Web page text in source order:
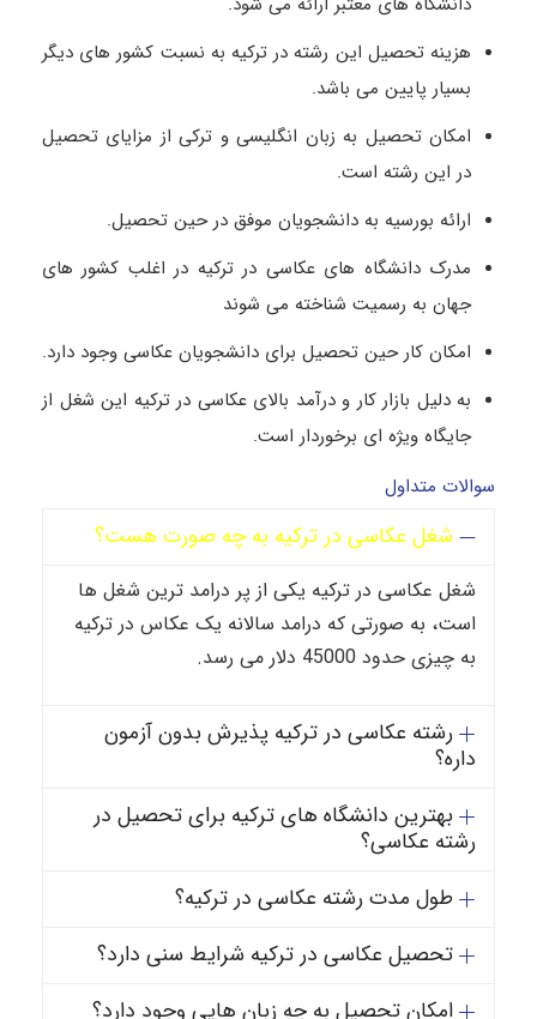
هزینه تحصیل این رشته در ترکیه به نسبت کشور های دیگر
بسیار پایین می باشد.
امکان تحصیل به زبان انگلیسی و ترکی از مزایای تحصیل
در این رشته است.
ارائه بورسیه به دانشجویان موفق در حین تحصیل.
مدرک دانشگاه های عکاسی در ترکیه در اغلب کشور های
جهان به رسمیت شناخته می شوند
امکان کار حین تحصیل برای دانشجویان عکاسی وجود دارد.
به دلیل بازار کار و درآمد بالای عکاسی در ترکیه این شغل از
جایگاه ویژه ای برخوردار است.
سوالات متداول
شغل عکاسی در ترکیه به چه صورت هست؟
شغل عکاسی در ترکیه یکی از پر درامد ترین شغل ها
است، به صورتی که درامد سالانه یک عکاس در ترکیه
به چیزی حدود 45000 دلار می رسد.
رشته عکاسی در ترکیه پذیرش بدون آزمون
داره؟
بهترین دانشگاه های ترکیه برای تحصیل در
رشته عکاسی؟
طول مدت رشته عکاسی در ترکیه؟
تحصیل عکاسی در ترکیه شرایط سنی دارد؟
امکان تحصیل به چه زبان هایی وجود دارد؟